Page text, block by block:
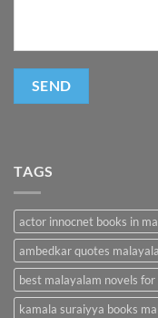
TAGS
actor innocnet books in
ambedkar quotes
best malayalam novels for
kamala suraiyya books